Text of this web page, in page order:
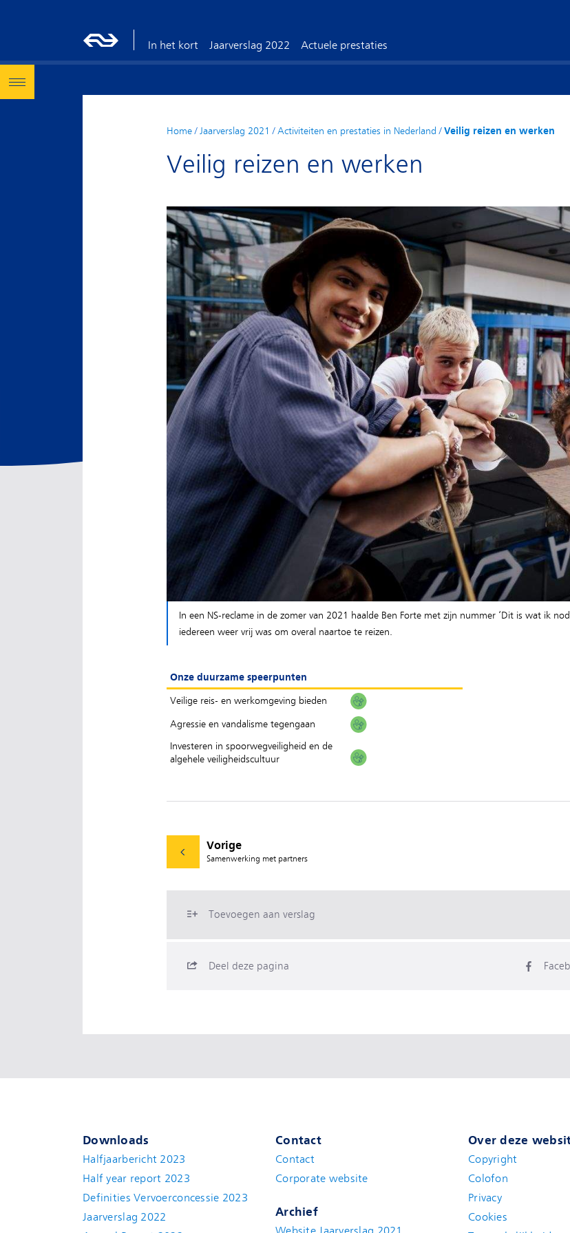
In het kort Jaarverslag 2022 Actuele prestaties
Home/ Jaarverslag 2021 / Activiteiten en prestaties in Nederland /Veilig reizen en werken
Veilig reizen en werken
In een NS-reclame in de zomer van 2021 haalde Ben Forte met zijn nummer ‘Dit is wat ik
iedereen weer vrij was om overal naartoe te reizen.
Onze duurzame speerpunten
Veilige reis- en werkomgeving bieden
Agressie en vandalisme tegengaan
Investeren in spoorwegveiligheid en de
algehele veiligheidscultuur
Vorige
Samenwerking met partners
Toevoegen aan verslag
Deel deze pagina
Downloads
Halfjaarbericht 2023
Half year report 2023
Definities Vervoerconcessie 2023
Jaarverslag 2022
Contact
Contact
Corporate website
Archief
Over deze
Copyright
Colofon
Privacy
Cookies